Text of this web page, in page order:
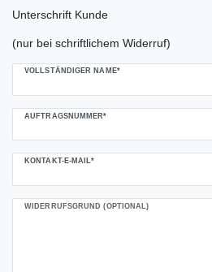
Unterschrift Kunde
(nur bei schriftlichem Widerruf)
VOLLSTÄNDIGER NAME*
AUFTRAGSNUMMER*
KONTAKT-E-MAIL*
WIDERRUFSGRUND (OPTIONAL)
Ceres::Template.mailFormHoneypotLabel